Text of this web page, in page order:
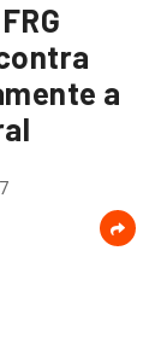
a